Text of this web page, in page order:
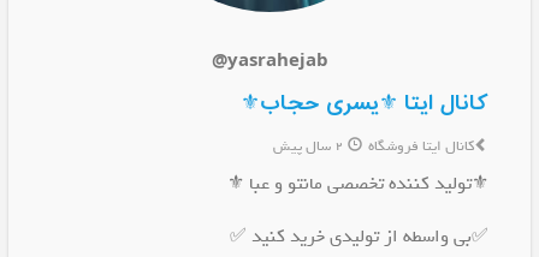
@yasrahejab
کانال ایتا ⚜️یسری حجاب⚜️
کانال ایتا فروشگاه
⚜️تولید کننده تخصصی مانتو و عبا ⚜️
✅️بی واسطه از تولیدی خرید کنید ✅️